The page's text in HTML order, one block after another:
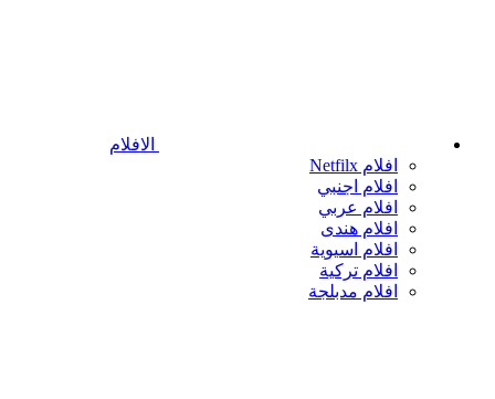
الافلام
افلام Netfilx
افلام اجنبي
افلام عربي
افلام هندى
افلام اسيوية
افلام تركية
افلام مدبلجة